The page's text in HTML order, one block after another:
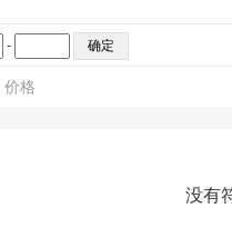
-
价格
没有